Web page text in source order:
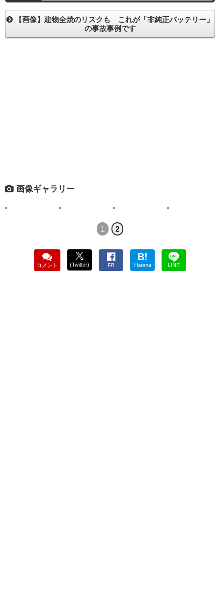
【画像】建物全焼のリスクも これが「非純正バッテリー」
の事故事例です
画像ギャラリー
1 2
コメント (Twitter) FB
B!
Hatena LINE